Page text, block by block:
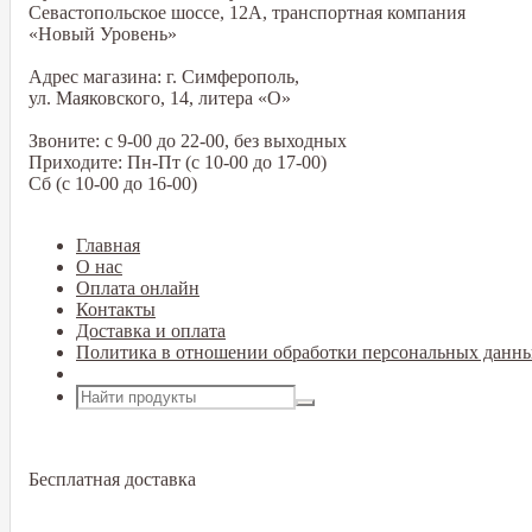
Севастопольское шоссе, 12А, транспортная компания
«Новый Уровень»
Адрес магазина: г. Симферополь,
ул. Маяковского, 14, литера «О»
Звоните: с 9-00 до 22-00, без выходных
Приходите: Пн-Пт (с 10-00 до 17-00)
Сб (с 10-00 до 16-00)
Главная
О нас
Оплата онлайн
Контакты
Доставка и оплата
Политика в отношении обработки персональных
Бесплатная доставка